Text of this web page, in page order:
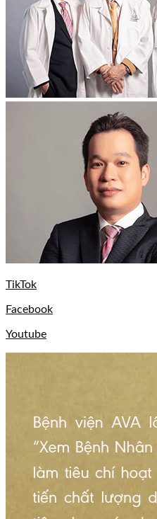
TikTok
Facebook
Youtube